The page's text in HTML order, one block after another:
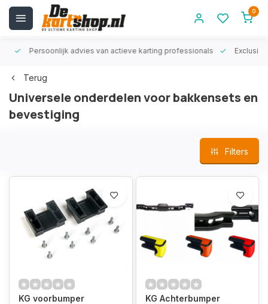
0
Persoonlijk advies van actieve karting professionals
Terug
Universele onderdelen voor bakkensets en
bevestiging
Filters
KG voorbumper
KG Achterbumper